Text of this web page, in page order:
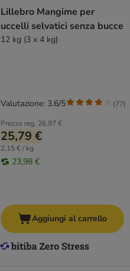
Lillebro Mangime per
uccelli selvatici senza bucce
12 kg (3 x 4 kg)
Prezzo reg. 26,97 €
25,79 €
2,15 € / kg
23,98 €
Valutazione: 3.6/5 (77)
Aggiungi al carrello